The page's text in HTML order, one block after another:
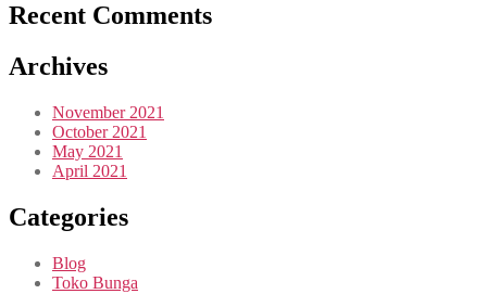
Recent Comments
Archives
November 2021
October 2021
May 2021
April 2021
Categories
Blog
Toko Bunga